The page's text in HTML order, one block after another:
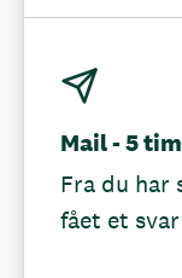
Mail - 5
Fra du har
fået et